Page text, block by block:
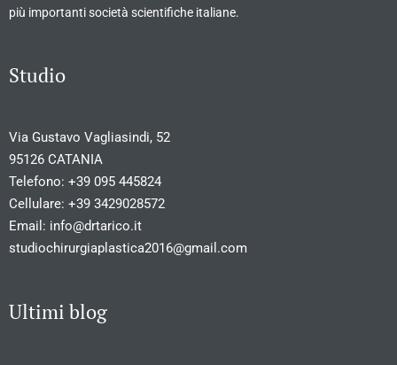
più importanti società scientifiche italiane.
Studio
Via Gustavo Vagliasindi, 52
95126 CATANIA
Telefono: +39 095 445824
Cellulare: +39 3429028572
Email: info@drtarico.it
studiochirurgiaplastica2016@gmail.com
Ultimi blog